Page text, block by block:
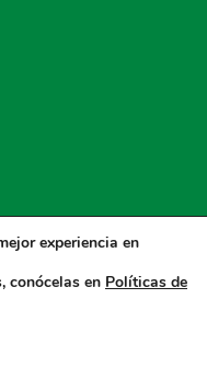
los derechos reservados.
experiencia en
conócelas en Políticas de